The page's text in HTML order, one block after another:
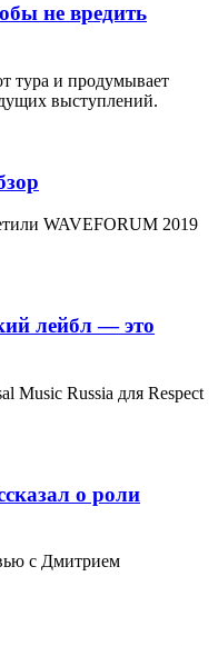
не вредить
тура и продумывает
выступлений.
WAVEFORUM 2019
лейбл — это
Music Russia для Respect
о роли
с Дмитрием